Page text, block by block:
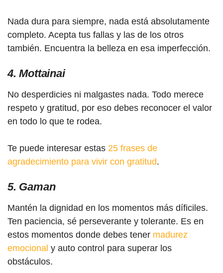
Nada dura para siempre, nada está absolutamente
completo. Acepta tus fallas y las de los otros
también. Encuentra la belleza en esa imperfección.
4. Mottainai
No desperdicies ni malgastes nada. Todo merece
respeto y gratitud, por eso debes reconocer el valor
en todo lo que te rodea.
Te puede interesar estas 25 frases de
agradecimiento para vivir con gratitud.
5. Gaman
Mantén la dignidad en los momentos más díficiles.
Ten paciencia, sé perseverante y tolerante. Es en
estos momentos donde debes tener madurez
emocional y auto control para superar los
obstáculos.